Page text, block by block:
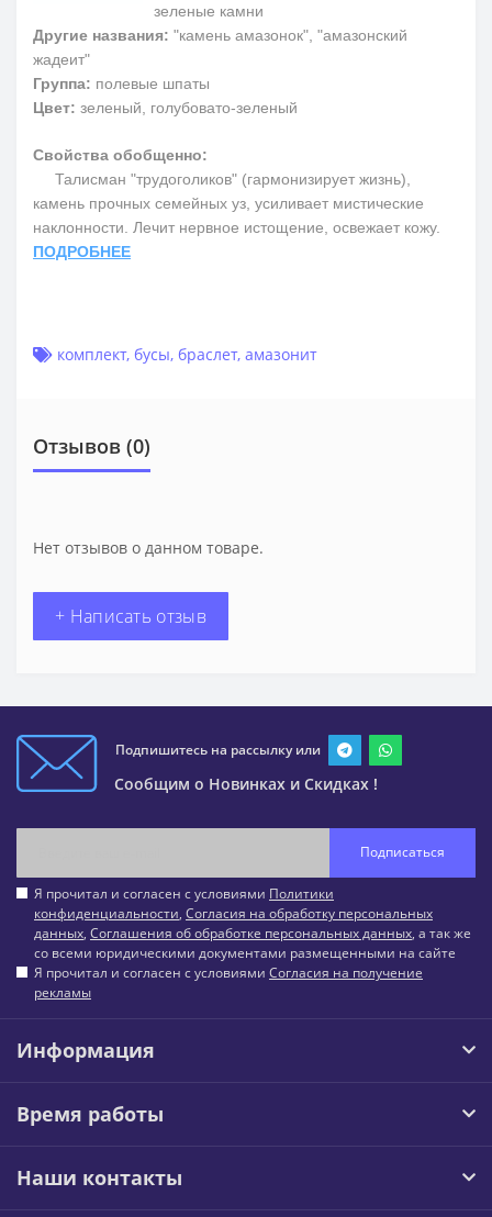
зеленые камни
Другие названия: "камень амазонок", "амазонский
жадеит"
Группа: полевые шпаты
Цвет: зеленый, голубовато-зеленый
Свойства обобщенно:
Талисман "трудоголиков" (гармонизирует жизнь),
камень прочных семейных уз, усиливает мистические
наклонности. Лечит нервное истощение, освежает кожу.
ПОДРОБНЕЕ
комплект, бусы, браслет, амазонит
Отзывов (0)
Нет отзывов о данном товаре.
+ Написать отзыв
Подпишитесь на рассылку или
Сообщим о Новинках и Скидках !
Подписаться
Я прочитал и согласен с условиями Политики
конфиденциальности, Согласия на обработку персональных
данных, Соглашения об обработке персональных данных, а так же
со всеми юридическими документами размещенными на сайте
Я прочитал и согласен с условиями Согласия на получение
рекламы
Информация
Время работы
Наши контакты